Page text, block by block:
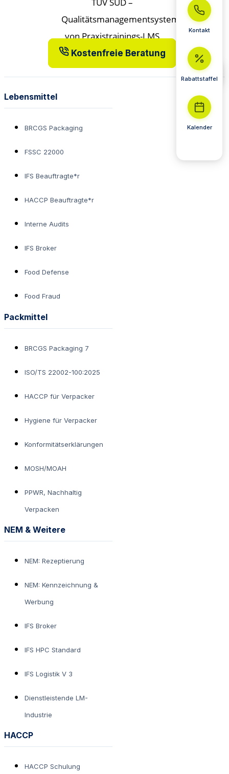
Kostenfreie Beratung
Lebensmittel
BRCGS Packaging
FSSC 22000
IFS Beauftragte*r
HACCP Beauftragte*r
Interne Audits
IFS Broker
Food Defense
Food Fraud
Packmittel
BRCGS Packaging 7
ISO/TS 22002-100:2025
HACCP für Verpacker
Hygiene für Verpacker
Konformitätserklärungen
MOSH/MOAH
PPWR, Nachhaltig
Verpacken
NEM & Weitere
NEM: Rezeptierung
NEM: Kennzeichnung &
Werbung
IFS Broker
IFS HPC Standard
IFS Logistik V 3
Dienstleistende LM-
Industrie
HACCP
HACCP Schulung
Kontakt
Rabattstaffel
Kalender